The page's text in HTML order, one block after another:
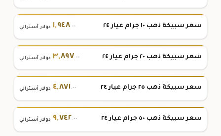
سعر سبيكة ذهب ١٠ جرام عيار ٢٤ ١,٩٤٨.٠٠ دولار أسترالي
سعر سبيكة ذهب ٢٠ جرام عيار ٢٤ ٣,٨٩٧.٠٠ دولار أسترالي
سعر سبيكة ذهب ٢٥ جرام عيار ٢٤ ٤,٨٧١.٠٠ دولار أسترالي
سعر سبيكة ذهب ٥٠ جرام عيار ٢٤ ٩,٧٤٢.٠٠ دولار أسترالي